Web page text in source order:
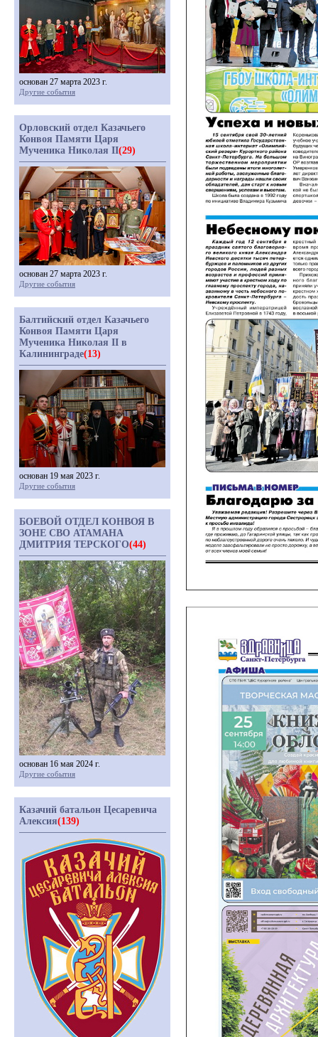
основан 27 марта 2023 г.
Другие события
Орловский отдел Казачьего
Конвоя Памяти Царя
Мученика Николая II(29)
основан 27 марта 2023 г.
Другие события
Балтийский отдел Казачьего
Конвоя Памяти Царя
Мученика Николая II в
Калининграде(13)
основан 19 мая 2023 г.
Другие события
БОЕВОЙ ОТДЕЛ КОНВОЯ В
ЗОНЕ СВО АТАМАНА
ДМИТРИЯ ТЕРСКОГО(44)
основан 16 мая 2024 г.
Другие события
Казачий батальон Цесаревича
Алексия(139)